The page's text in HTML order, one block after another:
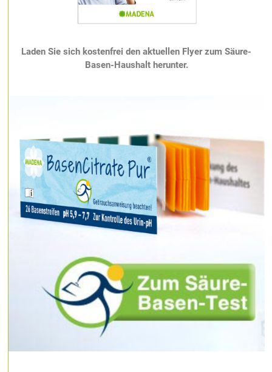
Laden Sie sich kostenfrei den aktuellen Flyer zum Säure-
Basen-Haushalt herunter.